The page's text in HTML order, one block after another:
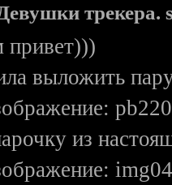
трекера.
привет)))
выложить
из